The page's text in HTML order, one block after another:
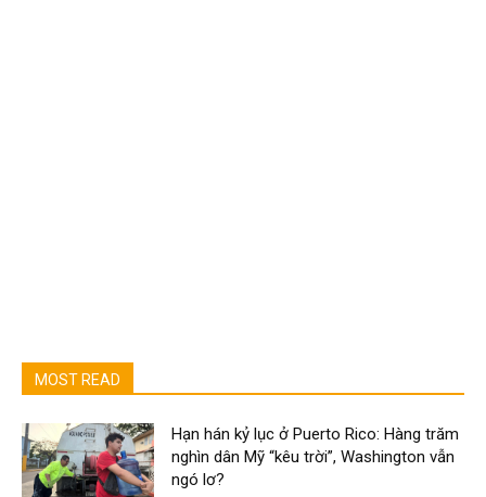
MOST READ
Hạn hán kỷ lục ở Puerto Rico: Hàng trăm
nghìn dân Mỹ “kêu trời”, Washington vẫn
ngó lơ?